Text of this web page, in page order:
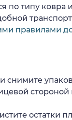
по типу ковра
правилами
снимите
стороной
остатки